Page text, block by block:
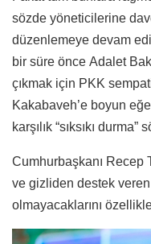
sözde yöneticilerine
düzenlemeye devam
bir süre önce Adalet
çıkmak için PKK
Kakabaveh’e boyun
karşılık “sıksıkı durma”
Cumhurbaşkanı Recep
ve gizliden destek
olmayacaklarını